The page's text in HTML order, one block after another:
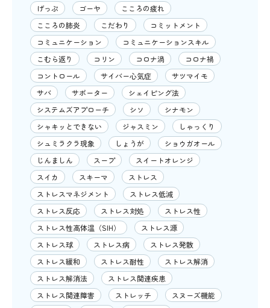
げっぷ
ゴーヤ
こころの疲れ
こころの肺炎
こだわり
コミットメント
コミュニケーション
コミュニケーションスキル
こむら返り
コリン コロナ渦
コロナ禍
コントロール
サイバー心気症
サツマイモ
サバ
サポーター
シェイピング法
システムズアプローチ
シソ
シナモン
シャキッとできない
ジャスミン
しゃっくり
シュミラクラ現象
しょうが
ショウガオール
じんましん
スープ
スイートオレンジ
スイカ
スキーマ
ストレス
ストレスマネジメント
ストレス低減
ストレス反応
ストレス対処
ストレス性
ストレス性高体温（SIH）
ストレス源
ストレス球
ストレス病
ストレス発散
ストレス緩和
ストレス耐性
ストレス解消
ストレス解消法
ストレス関連疾患
ストレス関連障害
ストレッチ
スヌーズ機能